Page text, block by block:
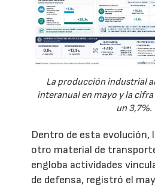
La producción industrial
interanual en mayo y la
un 3,7%.
Dentro de esta evolución,
otro material de
engloba actividades
de defensa, registró el